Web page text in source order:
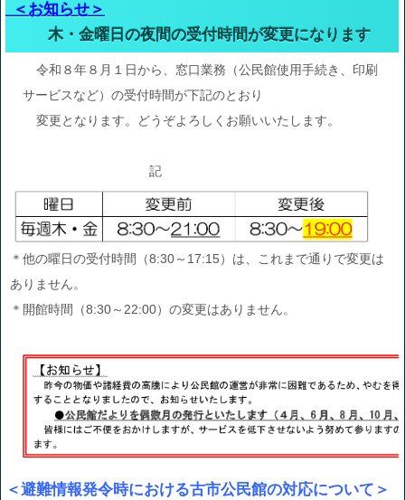
お知らせ＞
・金曜日の夜間の受付時間が変更になります
令和８年８月１日から、窓口業務（公民館使用手続き、印刷
サービスなど）の受付時間が下記のとおり
変更となります。どうぞよろしくお願いいたします。
記
＊他の曜日の受付時間（8:30～17:15）は、これまで通りで変更は
ありません。
＊開館時間（8:30～22:00）の変更はありません。
＜避難情報発令時における古市公民館の対応について＞